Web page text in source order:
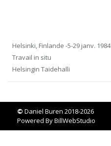
Helsinki, Finlande -5-29 janv. 1984
Travail in situ
Helsingin Taidehalli
© Daniel Buren 2018-2026
Powered ByBillWebStudio